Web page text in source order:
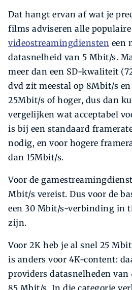
Dat hangt ervan af wat je
films adviseren alle populaire
videostreamingdiensten een
datasnelheid van 5 Mbit/s.
meer dan een SD-kwaliteit
dvd zit meestal op 8Mbit/s
25Mbit/s of hoger, dus dan
vergelijken wat acceptabel
is bij een standaard
nodig, en voor hogere
dan 15Mbit/s.
Voor de gamestreamingdienst
Mbit/s vereist. Dus voor de
een 30 Mbit/s-verbinding in
zijn.
Voor 2K heb je al snel 25
is anders voor 4K-content:
providers datasnelheden
85 Mbit/s. In die categorie